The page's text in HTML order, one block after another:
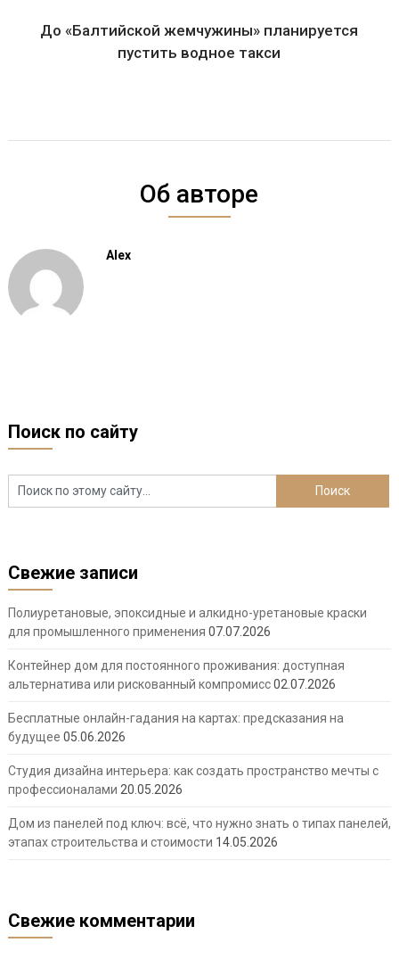
До «Балтийской жемчужины» планируется
пустить водное такси
Об авторе
Alex
Поиск по сайту
Свежие записи
Полиуретановые, эпоксидные и алкидно-уретановые краски
для промышленного применения 07.07.2026
Контейнер дом для постоянного проживания: доступная
альтернатива или рискованный компромисс02.07.2026
Бесплатные онлайн-гадания на картах: предсказания на
будущее 05.06.2026
Студия дизайна интерьера: как создать пространство мечты с
профессионалами 20.05.2026
Дом из панелей под ключ: всё, что нужно знать о типах панелей,
этапах строительства и стоимости 14.05.2026
Свежие комментарии